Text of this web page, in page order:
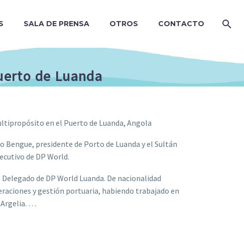
SALA DE PRENSA OTROS CONTACTO
de Luanda
en el Puerto de Luanda, Angola
presidente de Porto de Luanda y el Sultán
de DP World.
de DP World Luanda. De nacionalidad
y gestión portuaria, habiendo trabajado en
Argelia. …